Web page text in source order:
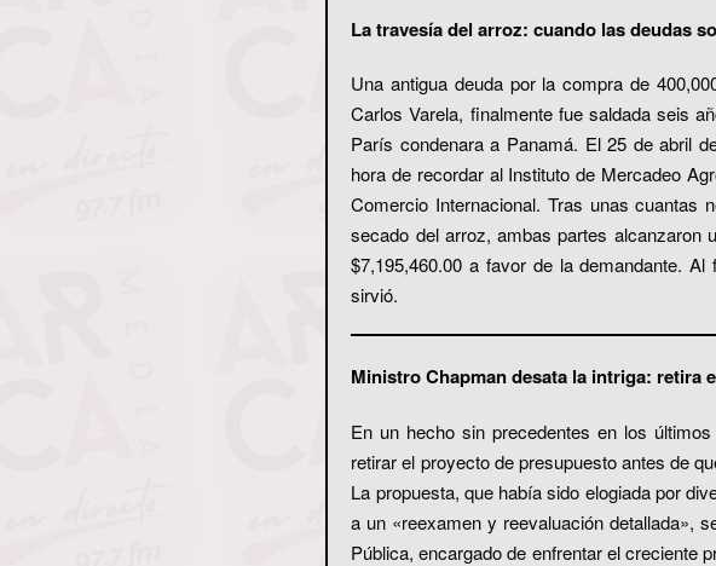
La travesía del arroz: cuando las deudas
Una antigua deuda por la compra de
Carlos Varela, finalmente fue saldada seis
París condenara a Panamá. El 25 de abril
hora de recordar al Instituto de Mercadeo
Comercio Internacional. Tras unas cuantas
secado del arroz, ambas partes alcanzaron
$7,195,460.00 a favor de la demandante.
sirvió.
Ministro Chapman desata la intriga: retira
En un hecho sin precedentes en los
retirar el proyecto de presupuesto antes de
La propuesta, que había sido elogiada por
a un «reexamen y reevaluación detallada»,
Pública, encargado de enfrentar el creciente